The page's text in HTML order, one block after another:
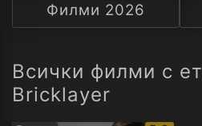
Филми 2026
Всички филми с
Bricklayer